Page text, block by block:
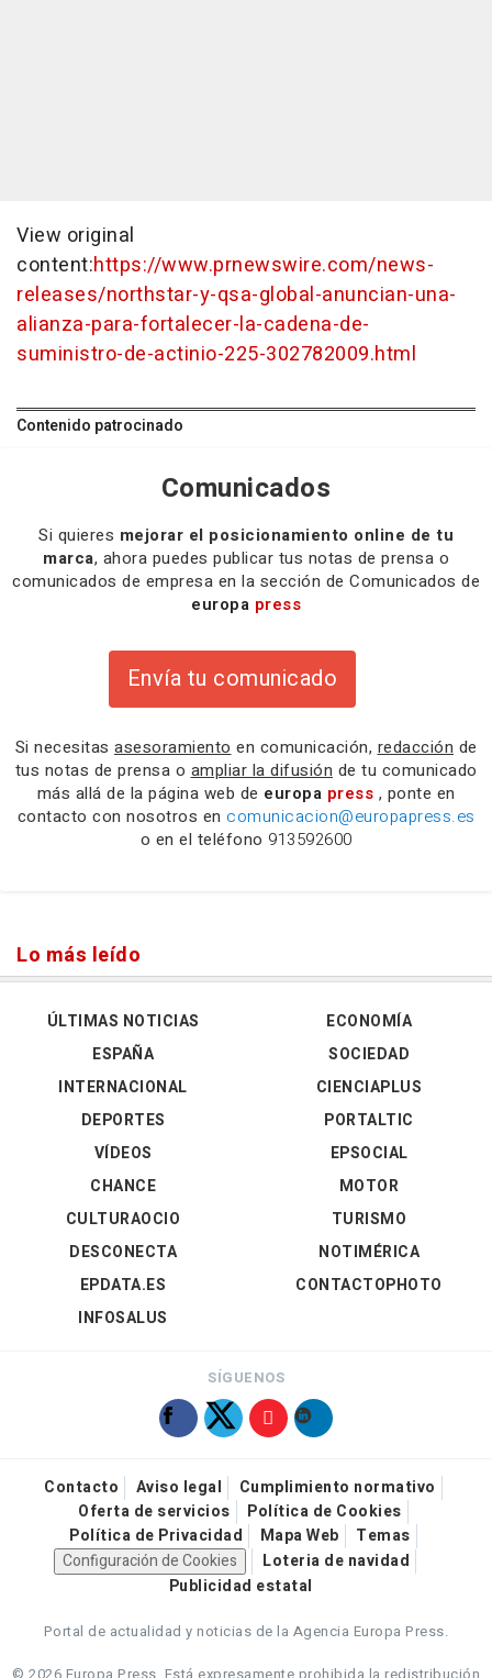
View original
content:https://www.prnewswire.com/news-
releases/northstar-y-qsa-global-anuncian-una-
alianza-para-fortalecer-la-cadena-de-
suministro-de-actinio-225-302782009.html
Contenido patrocinado
Comunicados
Si quieres mejorar el posicionamiento online de tu
marca, ahora puedes publicar tus notas de prensa o
comunicados de empresa en la sección de Comunicados de
europa press
Envía tu comunicado
Si necesitas asesoramiento en comunicación, redacción de
tus notas de prensa o ampliar la difusión de tu comunicado
más allá de la página web de europa press , ponte en
contacto con nosotros en comunicacion@europapress.es
o en el teléfono 913592600
Lo más leído
ÚLTIMAS NOTICIAS
ESPAÑA
INTERNACIONAL
DEPORTES
VÍDEOS
ECONOMÍA
SOCIEDAD
CIENCIAPLUS
PORTALTIC
EPSOCIAL
CHANCE
CULTURAOCIO
DESCONECTA
EPDATA.ES
INFOSALUS
MOTOR
TURISMO
NOTIMÉRICA
CONTACTOPHOTO
SÍGUENOS
Contacto Aviso legal
Cumplimiento normativo
Oferta de servicios
Política de Cookies
Política de Privacidad
Mapa Web
Temas
Configuración de Cookies
Loteria de navidad
Publicidad estatal
Portal de actualidad y noticias de la Agencia Europa Press.